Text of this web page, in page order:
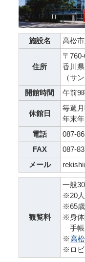
施設名 高松
住所
〒
香川
（サ
開館時間
午前9
休館日
毎週
年末
電話
087-
FAX
087-
メール
観覧料
一般
※20人
※65歳
※身体
手帳
※高
※ロビ